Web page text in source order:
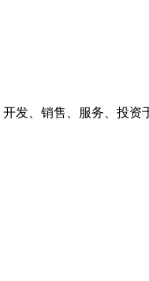
发、销售、服务、投资